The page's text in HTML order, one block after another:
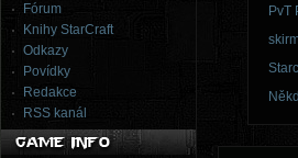
Fórum
Knihy StarCraft
Odkazy
Povídky
Redakce
RSS kanál
PvT